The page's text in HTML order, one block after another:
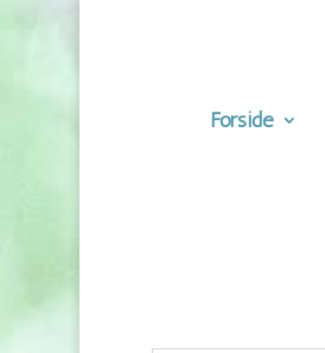
Forside